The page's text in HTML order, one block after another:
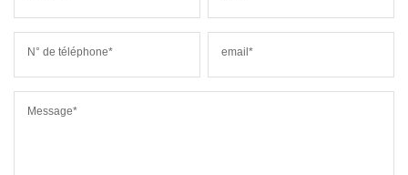
N° de téléphone* email*
Message*